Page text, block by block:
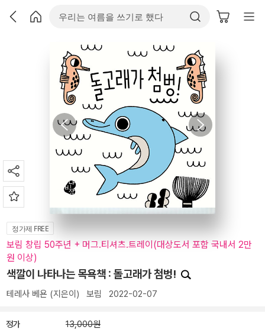
정가제 FREE
보림 창립 50주년 + 머그.티셔츠.트레이(대상도서 포함 국내서 2만
원 이상)
색깔이 나타나는 목욕책 : 돌고래가 첨벙!
테레사 베욘 (지은이) 보림 2022-02-07
정가 13,000원